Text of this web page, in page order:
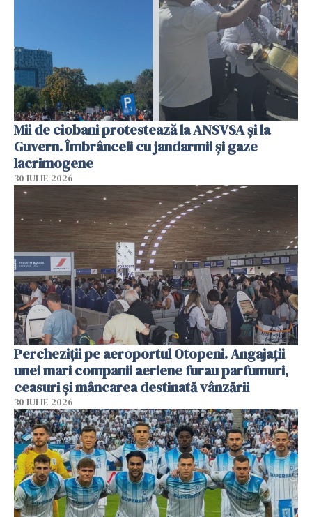
Mii de ciobani protestează la ANSVSA și la
Guvern. Îmbrânceli cu jandarmii și gaze
lacrimogene
30 IULIE 2026
Percheziții pe aeroportul Otopeni. Angajații
unei mari companii aeriene furau parfumuri,
ceasuri și mâncarea destinată vânzării
30 IULIE 2026